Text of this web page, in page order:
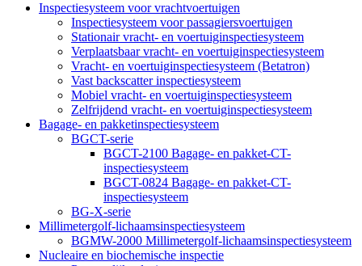
Inspectiesysteem voor vrachtvoertuigen
Inspectiesysteem voor passagiersvoertuigen
Stationair vracht- en voertuiginspectiesysteem
Verplaatsbaar vracht- en voertuiginspectiesysteem
Vracht- en voertuiginspectiesysteem (Betatron)
Vast backscatter inspectiesysteem
Mobiel vracht- en voertuiginspectiesysteem
Zelfrijdend vracht- en voertuiginspectiesysteem
Bagage- en pakketinspectiesysteem
BGCT-serie
BGCT-2100 Bagage- en pakket-CT-
inspectiesysteem
BGCT-0824 Bagage- en pakket-CT-
inspectiesysteem
BG-X-serie
Millimetergolf-lichaamsinspectiesysteem
BGMW-2000 Millimetergolf-lichaamsinspectiesysteem
Nucleaire en biochemische inspectie